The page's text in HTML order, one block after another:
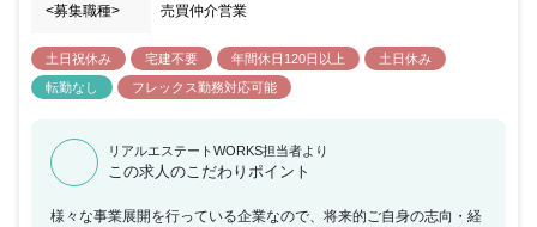
<募集職種> 売買仲介営業
土日祝休み 宅建不要 年間休日120日以上
土日休み
転勤なし
フレックス勤務対応可能
リアルエステートWORKS担当者より
この求人のこだわりポイント
様々な事業展開を行っている企業なので、将来的ご自身の志向・経